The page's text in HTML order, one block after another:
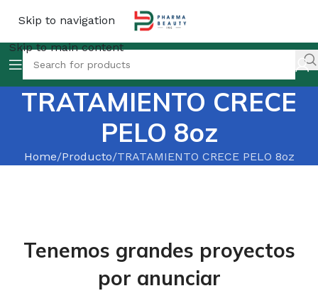
Skip to navigation
Skip to main content
TRATAMIENTO CRECE
PELO 8oz
Home Producto TRATAMIENTO CRECE PELO 8oz
Tenemos grandes proyectos
por anunciar